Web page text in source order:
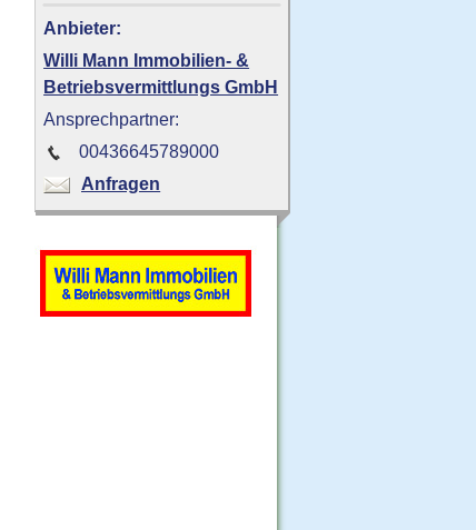
Anbieter:
Willi Mann Immobilien- &
Betriebsvermittlungs GmbH
Ansprechpartner:
00436645789000
Anfragen